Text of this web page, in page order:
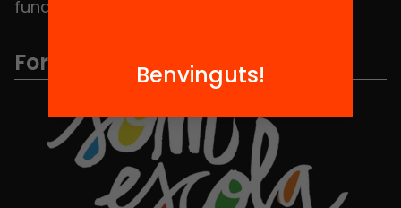
fundacio@equitat.org
Formem part de...
Benvinguts!